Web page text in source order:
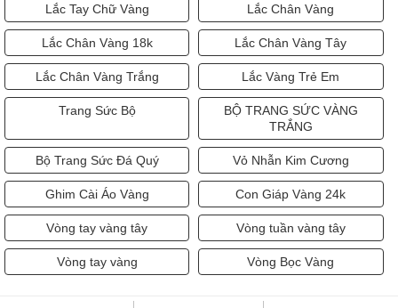
Lắc Tay Chữ Vàng Lắc Chân Vàng
Lắc Chân Vàng 18k Lắc Chân Vàng Tây
Lắc Chân Vàng Trắng Lắc Vàng Trẻ Em
Trang Sức Bộ
BỘ TRANG SỨC VÀNG
TRẮNG
Bộ Trang Sức Đá Quý Vỏ Nhẫn Kim Cương
Ghim Cài Áo Vàng Con Giáp Vàng 24k
Vòng tay vàng tây Vòng tuần vàng tây
Vòng tay vàng Vòng Bọc Vàng